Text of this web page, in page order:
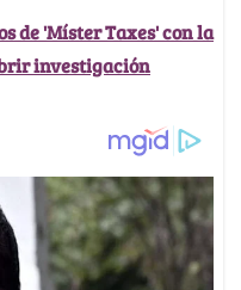
de 'Míster Taxes' con la
investigación